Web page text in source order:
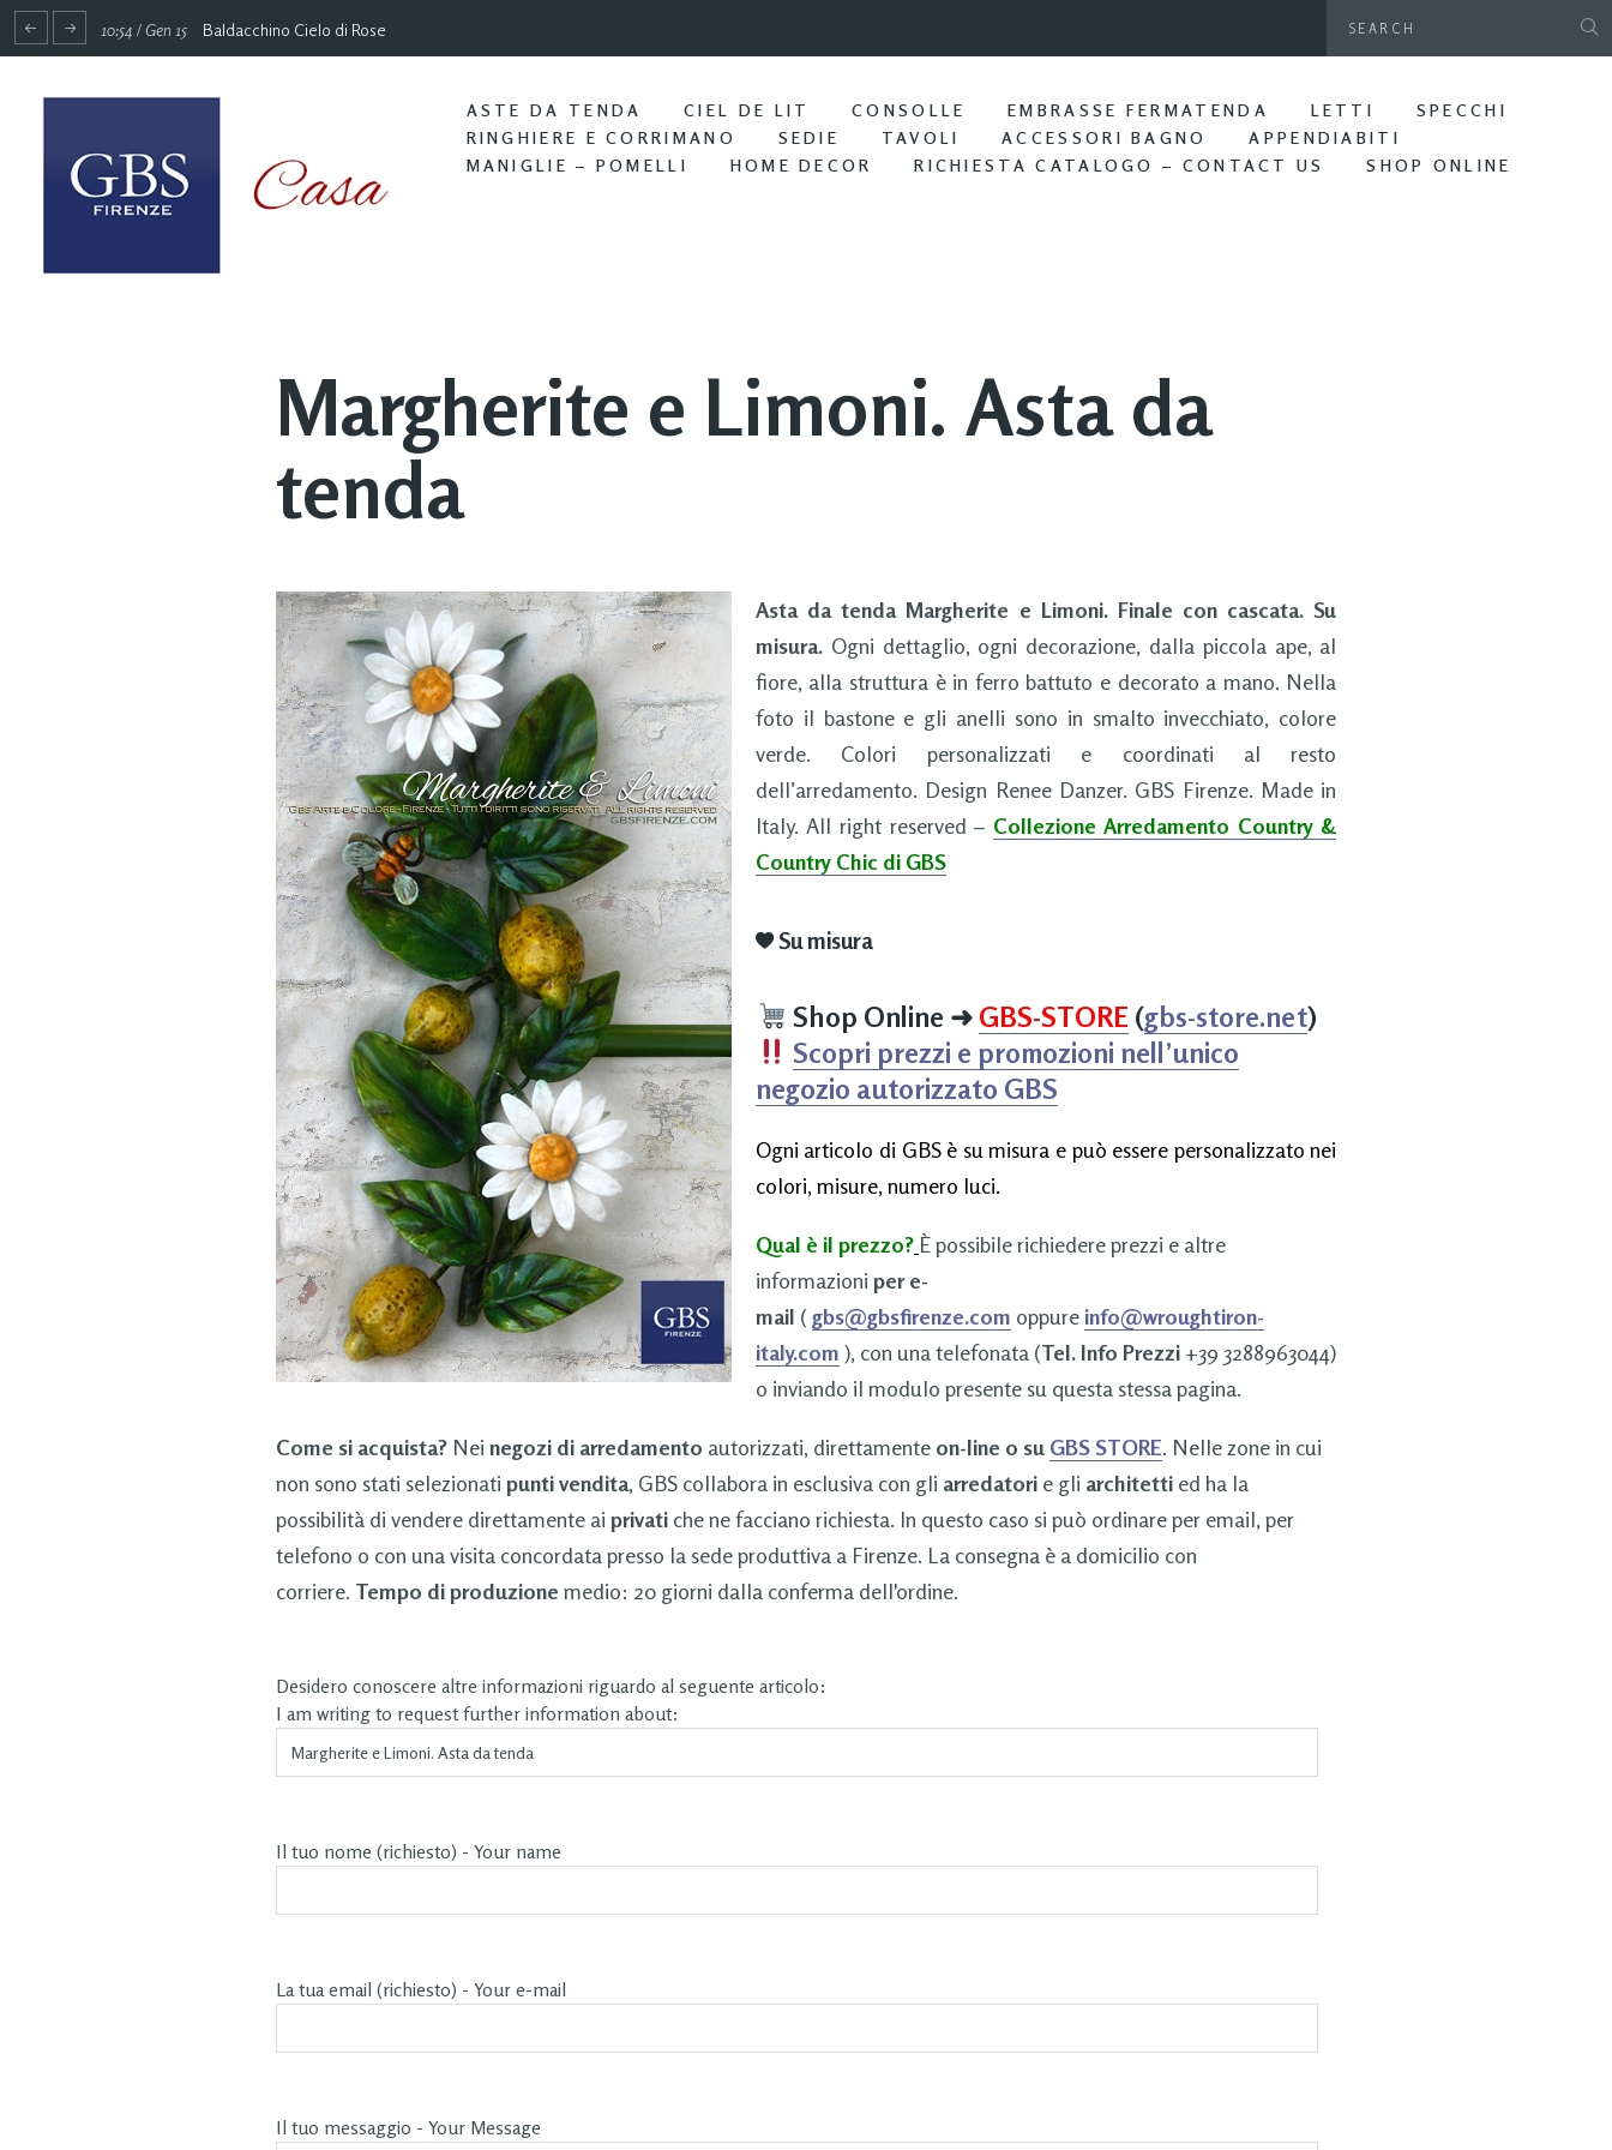
10:54 / Gen 15 Baldacchino Cielo di Rose
ASTE DA TENDA CIEL DE LIT CONSOLLE EMBRASSE FERMATENDA LETTI
SPECCHI
RINGHIERE E CORRIMANO
SEDIE TAVOLI ACCESSORI BAGNO
APPENDIABITI
MANIGLIE – POMELLI
HOME DECOR RICHIESTA CATALOGO – CONTACT US SHOP ONLINE
Margherite e Limoni. Asta da
tenda
Asta da tenda Margherite e Limoni. Finale con cascata. Su
misura.Ogni dettaglio, ogni decorazione, dalla piccola ape, al
fiore, alla struttura è in ferro battuto e decorato a mano. Nella
foto il bastone e gli anelli sono in smalto invecchiato, colore
verde. Colori personalizzati e coordinati al resto
dell’arredamento. Design Renee Danzer. GBS Firenze. Made in
Italy. All right reserved – Collezione Arredamento Country &
Country Chic di GBS
Su misura
Shop Online ➜ GBS-STORE (gbs-store.net)
Scopri prezzi e promozioni nell’unico
negozio autorizzato GBS
Ogni articolo di GBS è su misura e può essere personalizzato nei
colori, misure, numero luci.
Qual è il prezzo? È possibile richiedere prezzi e altre
informazioni per e-
mail ( gbs@gbsfirenze.com oppure info@wroughtiron-
italy.com ), con una telefonata (Tel. Info Prezzi+39 3288963044)
o inviando il modulo presente su questa stessa pagina.
Come si acquista?Nei negozi di arredamento autorizzati, direttamente on-line o su GBS STORE. Nelle zone in cui
non sono stati selezionati punti vendita, GBS collabora in esclusiva con gli arredatorie gli architettied ha la
possibilità di vendere direttamente ai privatiche ne facciano richiesta. In questo caso si può ordinare per email, per
telefono o con una visita concordata presso la sede produttiva a Firenze. La consegna è a domicilio con
corriere. Tempo di produzione medio: 20 giorni dalla conferma dell'ordine.
Desidero conoscere altre informazioni riguardo al seguente articolo:
I am writing to request further information about:
Il tuo nome (richiesto) - Your name
La tua email (richiesto) - Your e-mail
Il tuo messaggio - Your Message